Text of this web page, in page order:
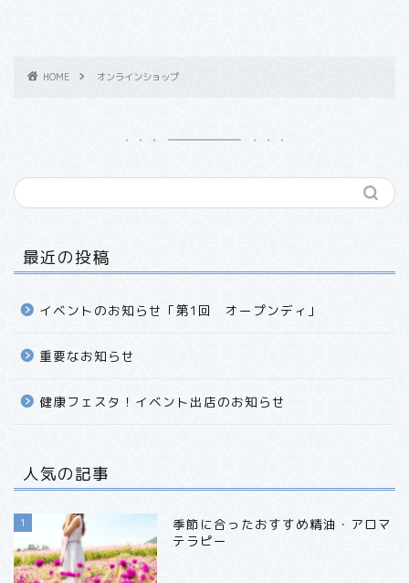
HOME オンラインショップ
最近の投稿
イベントのお知らせ「第1回 オープンディ」
重要なお知らせ
健康フェスタ！イベント出店のお知らせ
人気の記事
1
季節に合ったおすすめ精油・アロマ
テラピー